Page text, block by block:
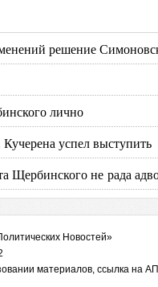
решение
лично
успел выступить
Щербинского не рада
Новостей»
материалов, ссылка на